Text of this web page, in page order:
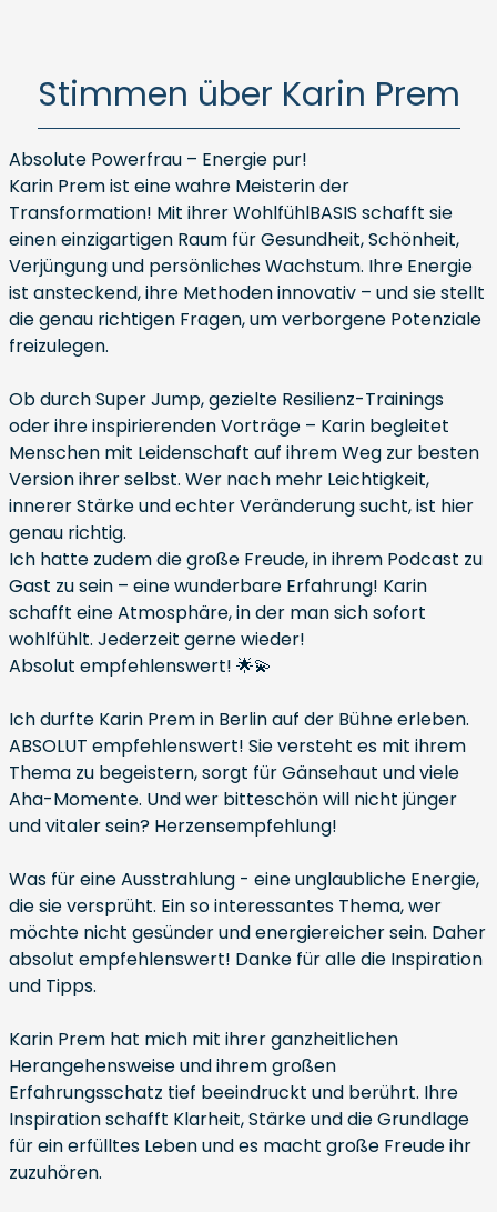
Stimmen über Karin Prem
Absolute Powerfrau – Energie pur!
Karin Prem ist eine wahre Meisterin der
Transformation! Mit ihrer WohlfühlBASIS schafft sie
einen einzigartigen Raum für Gesundheit, Schönheit,
Verjüngung und persönliches Wachstum. Ihre Energie
ist ansteckend, ihre Methoden innovativ – und sie stellt
die genau richtigen Fragen, um verborgene Potenziale
freizulegen.
Ob durch Super Jump, gezielte Resilienz-Trainings
oder ihre inspirierenden Vorträge – Karin begleitet
Menschen mit Leidenschaft auf ihrem Weg zur besten
Version ihrer selbst. Wer nach mehr Leichtigkeit,
innerer Stärke und echter Veränderung sucht, ist hier
genau richtig.
Ich hatte zudem die große Freude, in ihrem Podcast zu
Gast zu sein – eine wunderbare Erfahrung! Karin
schafft eine Atmosphäre, in der man sich sofort
wohlfühlt. Jederzeit gerne wieder!
Absolut empfehlenswert! 🌟💫
Ich durfte Karin Prem in Berlin auf der Bühne erleben.
ABSOLUT empfehlenswert! Sie versteht es mit ihrem
Thema zu begeistern, sorgt für Gänsehaut und viele
Aha-Momente. Und wer bitteschön will nicht jünger
und vitaler sein? Herzensempfehlung!
Was für eine Ausstrahlung - eine unglaubliche Energie,
die sie versprüht. Ein so interessantes Thema, wer
möchte nicht gesünder und energiereicher sein. Daher
absolut empfehlenswert! Danke für alle die Inspiration
und Tipps.
Karin Prem hat mich mit ihrer ganzheitlichen
Herangehensweise und ihrem großen
Erfahrungsschatz tief beeindruckt und berührt. Ihre
Inspiration schafft Klarheit, Stärke und die Grundlage
für ein erfülltes Leben und es macht große Freude ihr
zuzuhören.